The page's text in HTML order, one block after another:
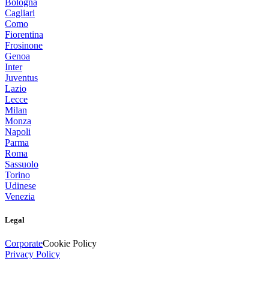
Cagliari
Como
Fiorentina
Frosinone
Genoa
Inter
Juventus
Lazio
Lecce
Milan
Monza
Napoli
Parma
Roma
Sassuolo
Torino
Udinese
Venezia
Legal
CorporateCookie Policy
Privacy Policy